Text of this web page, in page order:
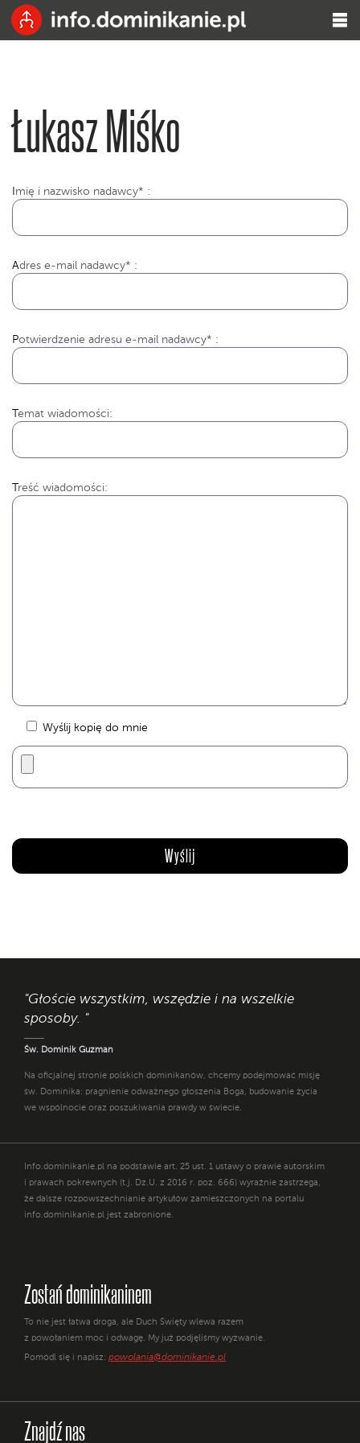
Łukasz Miśko
mię i nazwisko nadawcy* :
Adres e-mail nadawcy* :
Potwierdzenie adresu e-mail nadawcy* :
Temat wiadomości:
Treść wiadomości:
Wyślij kopię do mnie
"Głoście wszystkim, wszędzie i na wszelkie
sposoby. "
Św. Dominik Guzman
Na oficjalnej stronie polskich dominikanów, chcemy podejmować misję
św. Dominika: pragnienie odważnego głoszenia Boga, budowanie życia
we wspólnocie oraz poszukiwania prawdy w świecie.
Info.dominikanie.pl na podstawie art. 25 ust. 1 ustawy o prawie autorskim
i prawach pokrewnych (t.j. Dz.U. z 2016 r. poz. 666) wyraźnie zastrzega,
że dalsze rozpowszechnianie artykułów zamieszczonych na portalu
info.dominikanie.pl jest zabronione.
Zostań dominikaninem
To nie jest łatwa droga, ale Duch Święty wlewa razem
z powołaniem moc i odwagę. My już podjęliśmy wyzwanie.
Pomódl się i napisz: powolania@dominikanie.pl
Znajdź nas